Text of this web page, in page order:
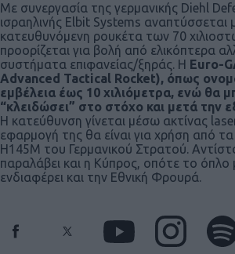
Με συνεργασία της γερμανικής Diehl
ισραηλινής Elbit Systems αναπτύσσεται
κατευθυνόμενη ρουκέτα των 70
προορίζεται για βολή από ελικόπτερα
συστήματα επιφανείας/ξηράς. Η Euro-
Advanced Tactical Rocket), όπως
εμβέλεια έως 10 χιλιόμετρα, ενώ θα
“κλειδώσει” στο στόχο και μετά την
Η κατεύθυνση γίνεται μέσω ακτίνας
εφαρμογή της θα είναι για χρήση από
Η145Μ του Γερμανικού Στρατού.
παραλάβει και η Κύπρος, οπότε το όπλο
ενδιαφέρει και την Εθνική Φρουρά.